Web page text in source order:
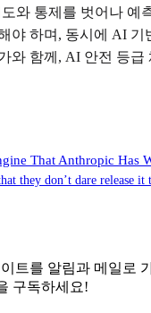
와 통제를 벗어나
야 하며, 동시에 AI
와 함께, AI 안전 등
That Anthropic Has
they don’t dare release
트를 알림과 메일로
구독하세요!